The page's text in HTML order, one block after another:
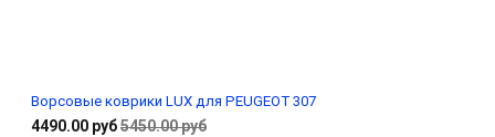
Ворсовые коврики LUX для PEUGEOT 307
4490.00 руб5450.00 руб